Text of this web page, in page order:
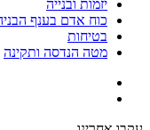
יזמות ובנייה
כוח אדם בענף
בטיחות
מטה הנדסה ותקינה